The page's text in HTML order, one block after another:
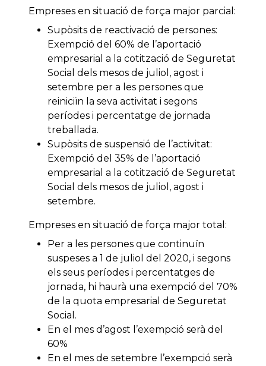
Empreses en situació de força major parcial:
Supòsits de reactivació de persones:
Exempció del 60% de l’aportació
empresarial a la cotització de Seguretat
Social dels mesos de juliol, agost i
setembre per a les persones que
reiniciïn la seva activitat i segons
períodes i percentatge de jornada
treballada.
Supòsits de suspensió de l’activitat:
Exempció del 35% de l’aportació
empresarial a la cotització de Seguretat
Social dels mesos de juliol, agost i
setembre.
Empreses en situació de força major total:
Per a les persones que continuïn
suspeses a 1 de juliol del 2020, i segons
els seus períodes i percentatges de
jornada, hi haurà una exempció del 70%
de la quota empresarial de Seguretat
Social.
En el mes d’agost l’exempció serà del
60%
En el mes de setembre l’exempció serà